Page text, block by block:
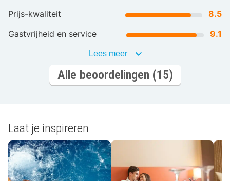
Prijs-kwaliteit
8.5
Gastvrijheid en service
9.1
Lees meer
Alle beoordelingen (15)
Laat je inspireren